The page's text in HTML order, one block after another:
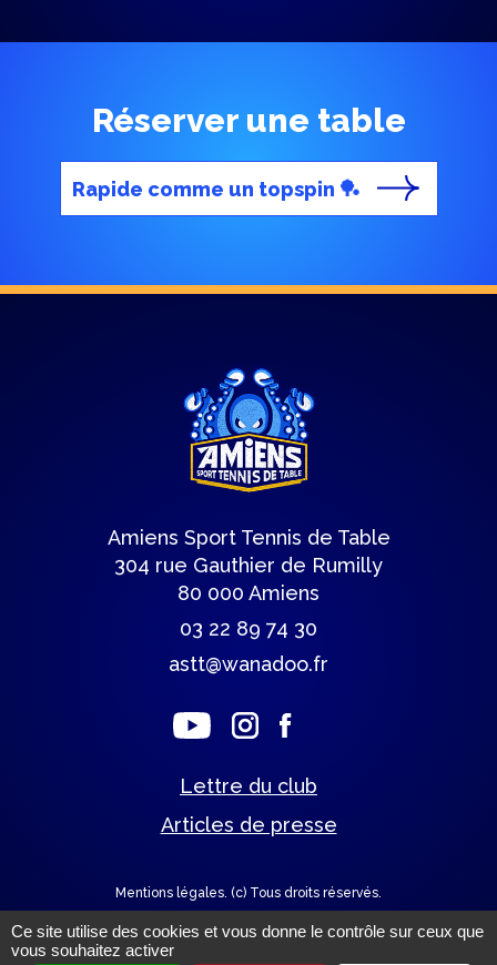
Réserver une table
Rapide comme un topspin 🏓
Amiens Sport Tennis de Table
304 rue Gauthier de Rumilly
80 000 Amiens
03 22 89 74 30
astt@wanadoo.fr
Lettre du club
Articles de presse
Mentions légales. (c) Tous droits réservés.
Un site éco-conçu par
Ce site utilise des cookies et vous donne le contrôle sur ceux que
vous souhaitez activer